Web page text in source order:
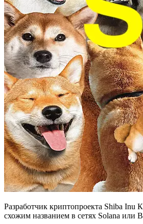
Разработчик криптопроекта Shiba
схожим названием в сетях Solana или